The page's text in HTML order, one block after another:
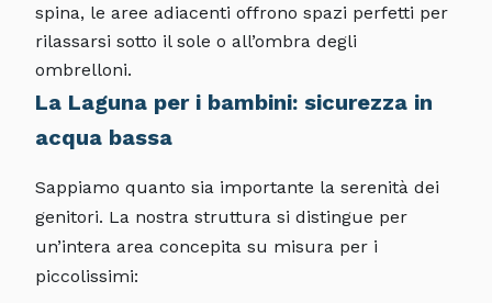
spina, le aree adiacenti offrono spazi perfetti per
rilassarsi sotto il sole o all’ombra degli
ombrelloni.
La Laguna per i bambini: sicurezza in
acqua bassa
Sappiamo quanto sia importante la serenità dei
genitori. La nostra struttura si distingue per
un’intera area concepita su misura per i
piccolissimi: